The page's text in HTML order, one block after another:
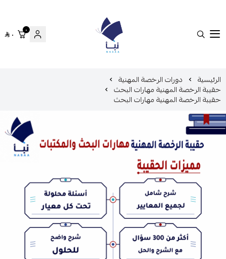
منصة نبأ
٠ ٠
الرئيسية دورات الرخصة المهنية
حقيبة الرخصة المهنية مهارات البحث
حقيبة الرخصة المهنية مهارات البحث